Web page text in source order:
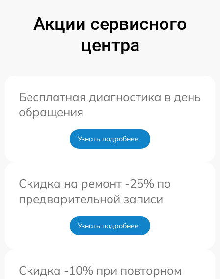
Акции сервисного
центра
Бесплатная диагностика в день
обращения
Узнать подробнее
Скидка на ремонт -25% по
предварительной записи
Узнать подробнее
Скидка -10% при повторном